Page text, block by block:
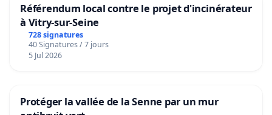
Référendum local contre le projet d'incinérateur
à Vitry-sur-Seine
728 signatures
40 Signatures / 7 jours
5 Jul 2026
Protéger la vallée de la Senne par un mur